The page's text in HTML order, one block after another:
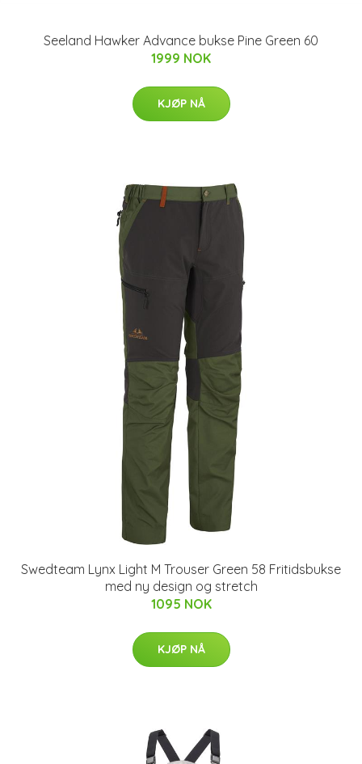
Seeland Hawker Advance bukse Pine Green 60
1999 NOK
KJØP NÅ
Swedteam Lynx Light M Trouser Green 58 Fritidsbukse
med ny design og stretch
1095 NOK
KJØP NÅ